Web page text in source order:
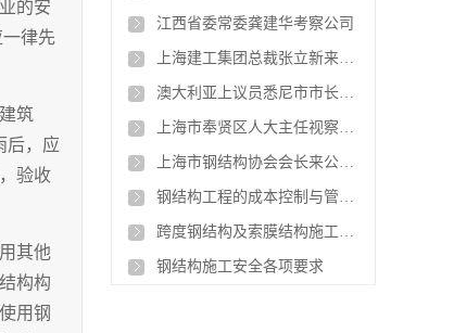
的安
律先
筑
后，应
验收
其他
构构
用钢
江西省委常委龚建华考察公司
上海建工集团总裁张立新来公司考察
澳大利亚上议员悉尼市市长曾筱龙公司考察
上海市奉贤区人大主任视察我公司
上海市钢结构协会会长来公司考察
钢结构工程的成本控制与管理措施
跨度钢结构及索膜结构施工过程质量控制
钢结构施工安全各项要求